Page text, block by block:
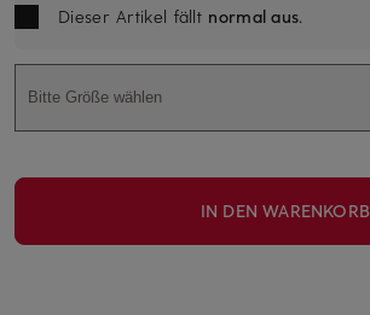
Dieser Artikel fällt normal aus.
Bitte Größe wählen
IN DEN WARENKORB